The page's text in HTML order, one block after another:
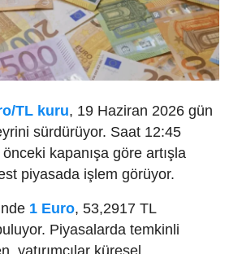
TL kuru, 19 Haziran 2026 gün
sürdürüyor. Saat 12:45
kapanışa göre artışla
piyasada işlem görüyor.
1 Euro, 53,2917 TL
Piyasalarda temkinli
yatırımcılar küresel